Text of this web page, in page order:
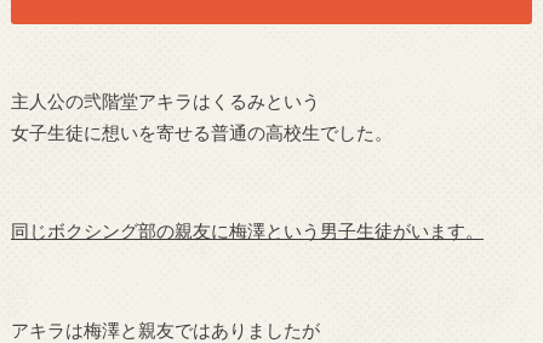
主人公の弐階堂アキラはくるみという
女子生徒に想いを寄せる普通の高校生でした。
同じボクシング部の親友に梅澤という男子生徒がいます。
アキラは梅澤と親友ではありましたが